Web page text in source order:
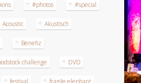
#photos #special
Acoustic Akustisch
Benefiz
challenge DVD